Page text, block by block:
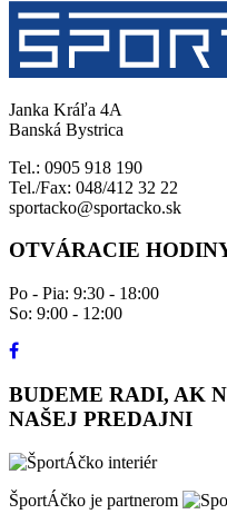
Janka Kráľa 4A
Banská Bystrica
Tel.: 0905 918 190
Tel./Fax: 048/412 32 22
sportacko@sportacko.sk
OTVÁRACIE
Po - Pia: 9:30 - 18:00
So: 9:00 - 12:00
BUDEME RADI, AK
NAŠEJ PREDAJNI
ŠportÁčko je partnerom